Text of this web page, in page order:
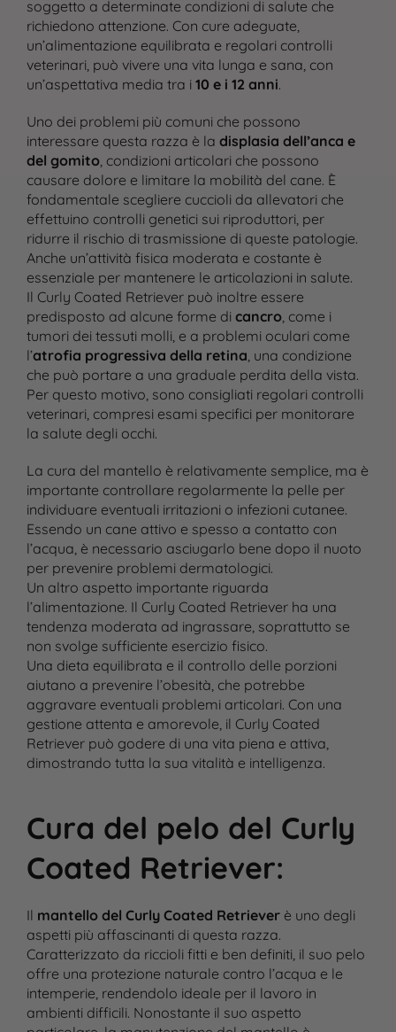
soggetto a determinate condizioni di salute che
richiedono attenzione. Con cure adeguate,
un’alimentazione equilibrata e regolari controlli
veterinari, può vivere una vita lunga e sana, con
un’aspettativa media tra i 10 e i 12 anni.
Uno dei problemi più comuni che possono
interessare questa razza è la displasia dell’anca e
del gomito, condizioni articolari che possono
causare dolore e limitare la mobilità del cane. È
fondamentale scegliere cuccioli da allevatori che
effettuino controlli genetici sui riproduttori, per
ridurre il rischio di trasmissione di queste patologie.
Anche un’attività fisica moderata e costante è
essenziale per mantenere le articolazioni in salute.
Il Curly Coated Retriever può inoltre essere
predisposto ad alcune forme di cancro, come i
tumori dei tessuti molli, e a problemi oculari come
l’atrofia progressiva della retina, una condizione
che può portare a una graduale perdita della vista.
Per questo motivo, sono consigliati regolari controlli
veterinari, compresi esami specifici per monitorare
la salute degli occhi.
La cura del mantello è relativamente semplice, ma è
importante controllare regolarmente la pelle per
individuare eventuali irritazioni o infezioni cutanee.
Essendo un cane attivo e spesso a contatto con
l’acqua, è necessario asciugarlo bene dopo il nuoto
per prevenire problemi dermatologici.
Un altro aspetto importante riguarda
l’alimentazione. Il Curly Coated Retriever ha una
tendenza moderata ad ingrassare, soprattutto se
non svolge sufficiente esercizio fisico.
Una dieta equilibrata e il controllo delle porzioni
aiutano a prevenire l’obesità, che potrebbe
aggravare eventuali problemi articolari. Con una
gestione attenta e amorevole, il Curly Coated
Retriever può godere di una vita piena e attiva,
dimostrando tutta la sua vitalità e intelligenza.
Cura del pelo del Curly
Coated Retriever:
Il mantello del Curly Coated Retrieverè uno degli
aspetti più affascinanti di questa razza.
Caratterizzato da riccioli fitti e ben definiti, il suo pelo
offre una protezione naturale contro l’acqua e le
intemperie, rendendolo ideale per il lavoro in
ambienti difficili. Nonostante il suo aspetto